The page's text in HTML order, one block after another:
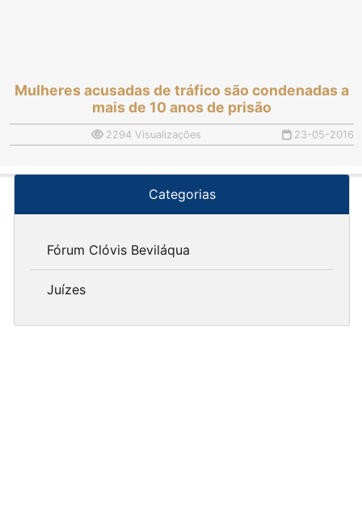
Mulheres acusadas de tráfico são condenadas a
mais de 10 anos de prisão
2294 Visualizações 23-05-2016
Categorias
Fórum Clóvis Beviláqua
Juízes